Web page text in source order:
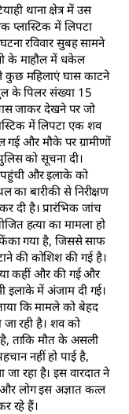
थाना क्षेत्र में उस
में लिपटा
रविवार सुबह सामने
के माहौल में धकेल
कुछ महिलाएं घास काटने
के पिलर संख्या 15
जाकर देखने पर जो
में लिपटा एक शव
और मौके पर ग्रामीणों
को सूचना दी।
पहुंची और इलाके को
बारीकी से निरीक्षण
है। प्रारंभिक जांच
हत्या का मामला हो
गया है, जिससे साफ
की कोशिश की गई है।
कहीं और की गई और
इलाके में अंजाम दी गई।
कि मामले को बेहद
रही है। शव को
है, ताकि मौत के असली
नहीं हो पाई है,
रहा है। इस वारदात ने
लोग इस अज्ञात कत्ल
रहे हैं।